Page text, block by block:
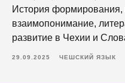
История формирования,
взаимопонимание,
развитие в Чехии и
29.09.2025 ЧЕШСКИЙ ЯЗЫК